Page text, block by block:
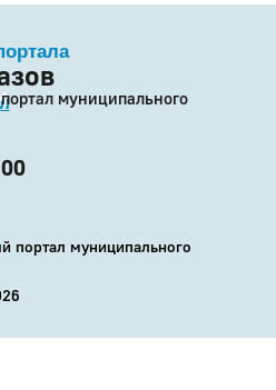
муниципального
портал муниципального